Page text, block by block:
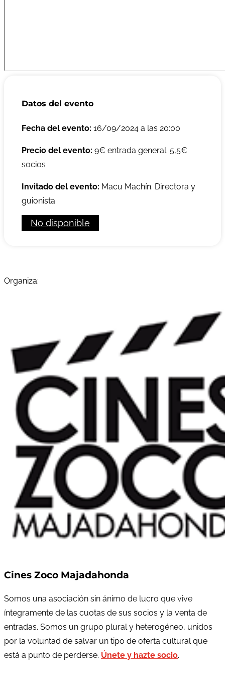
Datos del evento
Fecha del evento: 16/09/2024 a las 20:00
Precio del evento: 9€ entrada general. 5,5€
socios
Invitado del evento: Macu Machín. Directora y
guionista
No disponible
Organiza:
Cines Zoco Majadahonda
Somos una asociación sin ánimo de lucro que vive
íntegramente de las cuotas de sus socios y la venta de
entradas. Somos un grupo plural y heterogéneo, unidos
por la voluntad de salvar un tipo de oferta cultural que
está a punto de perderse. Únete y hazte socio.